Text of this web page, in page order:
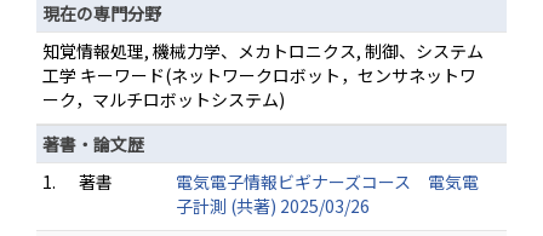
現在の専門分野
知覚情報処理, 機械力学、メカトロニクス, 制御、システム
工学 キーワード(ネットワークロボット，センサネットワ
ーク，マルチロボットシステム)
著書・論文歴
1.
著書
電気電子情報ビギナーズコース 電気電
子計測 (共著) 2025/03/26